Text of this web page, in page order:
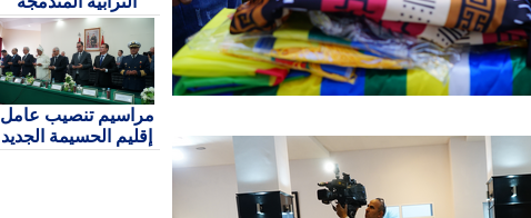
مراسيم تنصيب عامل
إقليم الحسيمة الجديد